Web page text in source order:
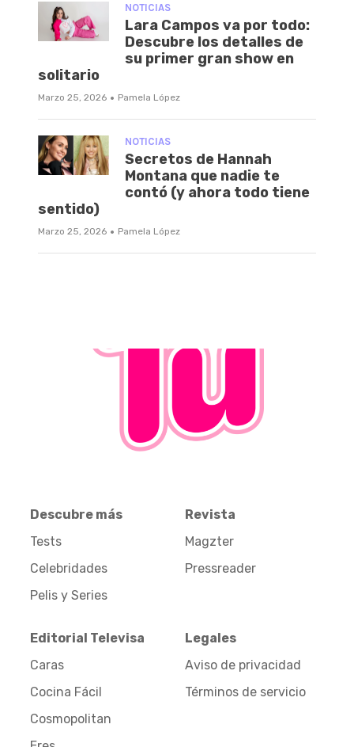
NOTICIAS
Lara Campos va por todo:
Descubre los detalles de
su primer gran show en
solitario
Marzo 25, 2026 · Pamela López
NOTICIAS
Secretos de Hannah
Montana que nadie te
contó (y ahora todo tiene
sentido)
Marzo 25, 2026 · Pamela López
Descubre más
Tests
Celebridades
Pelis y Series
Revista
Magzter
Pressreader
Editorial Televisa
Caras
Cocina Fácil
Cosmopolitan
Legales
Aviso de privacidad
Términos de servicio